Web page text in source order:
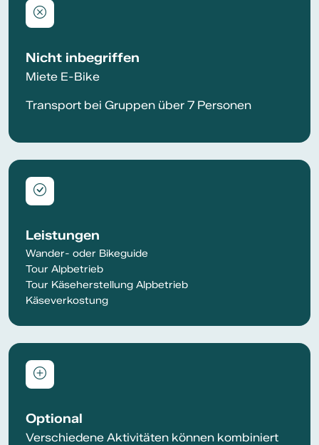
Nicht inbegriffen
Miete E-Bike
Transport bei Gruppen über 7 Personen
Leistungen
Wander- oder Bikeguide
Tour Alpbetrieb
Tour Käseherstellung Alpbetrieb
Käseverkostung
Optional
Verschiedene Aktivitäten können kombiniert